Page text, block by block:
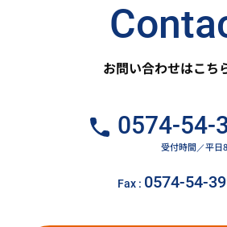
お問い合わせはこち
0574-54-
受付時間／平日
Fax : 0574-54-